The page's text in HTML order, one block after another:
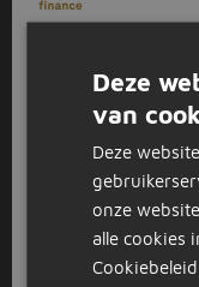
USG
2.800
1
recent
Deze
van
Deze
onze
alle cookies
Cookiebeleid.